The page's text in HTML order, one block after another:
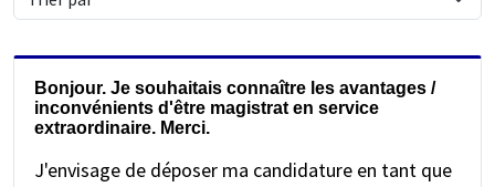
clé
Bonjour. Je souhaitais connaître les avantages /
inconvénients d'être magistrat en service
extraordinaire. Merci.
J'envisage de déposer ma candidature en tant que